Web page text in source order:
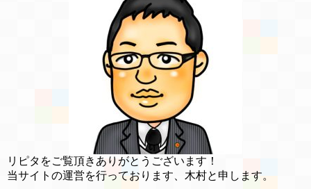
リピタをご覧頂きありがとうございます！
当サイトの運営を行っております、木村と申します。